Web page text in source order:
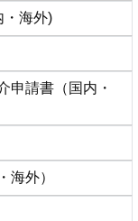
・海外)
申請書（国内・
海外）